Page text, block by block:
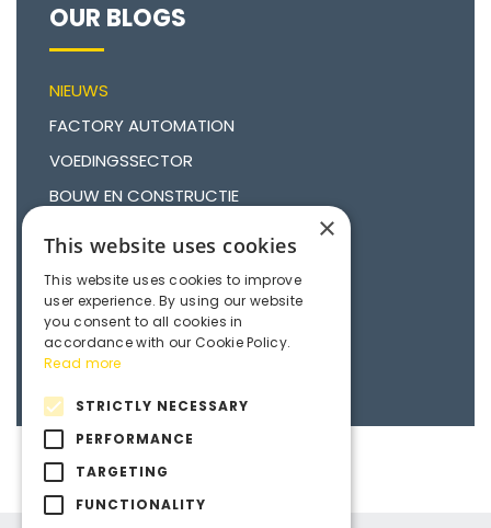
OUR BLOGS​
NIEUWS
FACTORY AUTOMATION
VOEDINGSSECTOR
BOUW EN CONSTRUCTIE
HIGH TECH SECTOR
MERKEN
×
This website uses cookies
This website uses cookies to improve
user experience. By using our website
you consent to all cookies in
accordance with our Cookie Policy.
Read more
STRICTLY NECESSARY
PERFORMANCE
TARGETING
FUNCTIONALITY